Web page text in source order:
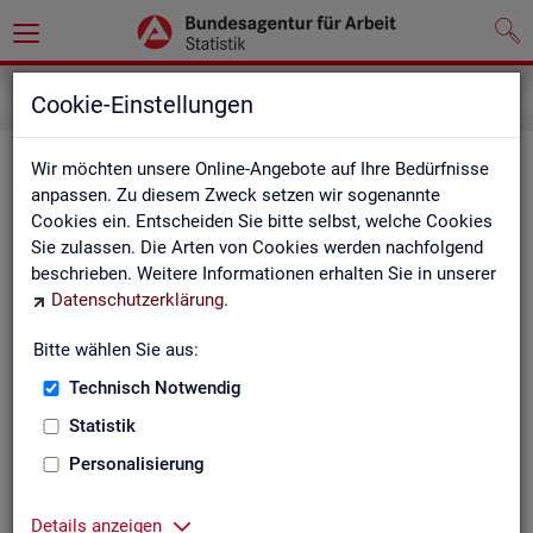
Cookie-Einstellungen
Wir möchten unsere Online-Angebote auf Ihre Bedürfnisse
anpassen. Zu diesem Zweck setzen wir sogenannte
Cookies ein. Entscheiden Sie bitte selbst, welche Cookies
Sie zulassen. Die Arten von Cookies werden nachfolgend
beschrieben. Weitere Informationen erhalten Sie in unserer
Datenschutzerklärung.
Bitte wählen Sie aus:
Technisch Notwendig
Statistik
Personalisierung
Details anzeigen
Im­pres­sum der Sta­tis­tik der Bun­
des­agen­tur für Ar­beit (BA)
In­for­ma­tio­nen über den Her­aus­ge­ber
Im­pres­sum der Bun­des­agen­tur für Ar­beit
Nut­zungs- und Be­zugs­be­din­gun­gen
Co­py­right und Mar­ken­schutz
Die In­hal­te des In­ter­net­auf­tritts der BA sowie die Pro­duk­te
der Sta­tis­tik der BA ste­hen im geis­ti­gen Ei­gen­tum der BA und